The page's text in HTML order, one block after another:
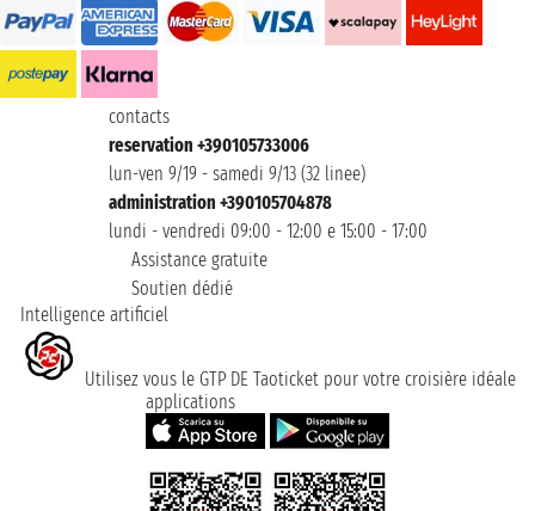
contacts
reservation +390105733006
lun-ven 9/19 - samedi 9/13 (32 linee)
administration +390105704878
lundi - vendredi 09:00 - 12:00 e 15:00 - 17:00
Assistance gratuite
Soutien dédié
Intelligence artificiel
Utilisez vous le GTP DE Taoticket pour votre croisière idéale
applications